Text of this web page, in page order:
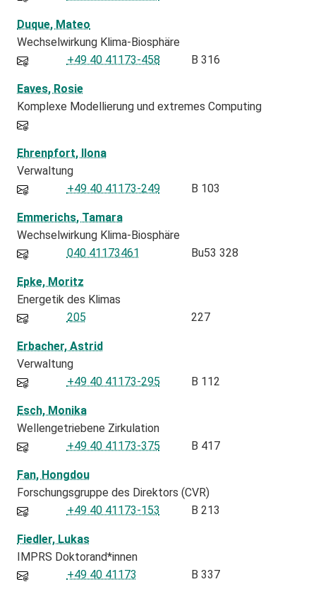
Duque, Mateo
Wechselwirkung Klima-Biosphäre
+49 40 41173-458
B 316
Eaves, Rosie
Komplexe Modellierung und extremes Computing
Ehrenpfort, Ilona
Verwaltung
+49 40 41173-249
B 103
Emmerichs, Tamara
Wechselwirkung Klima-Biosphäre
040 41173461
Bu53 328
Epke, Moritz
Energetik des Klimas
205
227
Erbacher, Astrid
Verwaltung
+49 40 41173-295
B 112
Esch, Monika
Wellengetriebene Zirkulation
+49 40 41173-375
B 417
Fan, Hongdou
Forschungsgruppe des Direktors (CVR)
+49 40 41173-153
B 213
Fiedler, Lukas
IMPRS Doktorand*innen
+49 40 41173
B 337